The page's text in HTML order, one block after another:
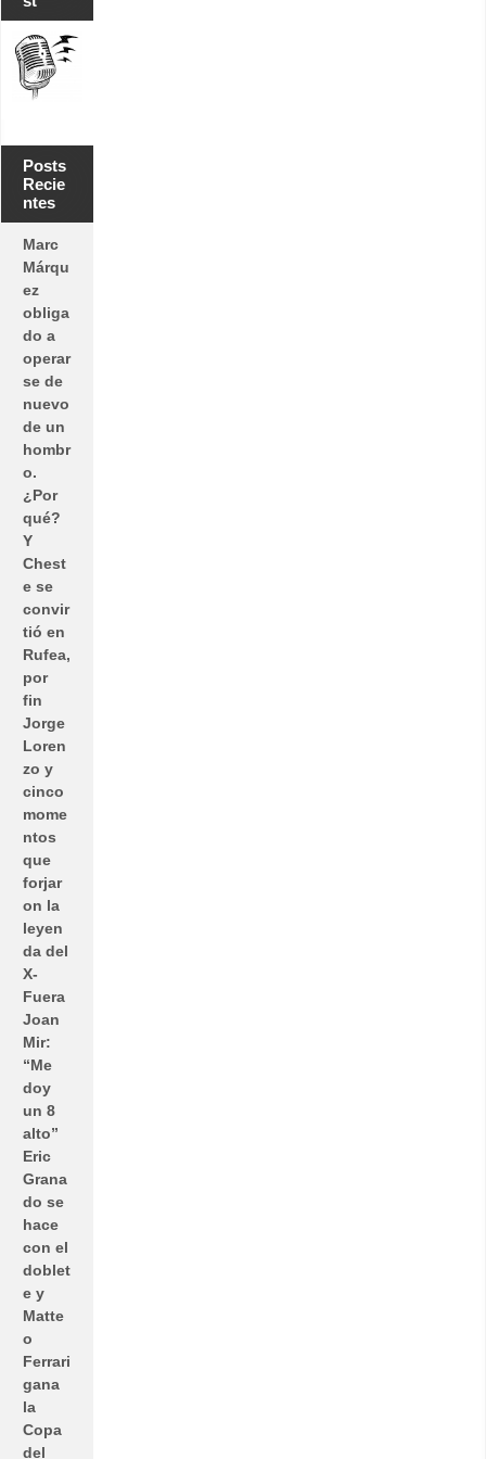
Posts
Recie
ntes
Marc
Márqu
ez
obliga
do a
operar
se de
nuevo
de un
hombr
o.
¿Por
qué?
Y
Chest
e se
convir
tió en
Rufea,
por
fin
Jorge
Loren
zo y
cinco
mome
ntos
que
forjar
on la
leyen
da del
X-
Fuera
Joan
Mir:
“Me
doy
un 8
alto”
Eric
Grana
do se
hace
con el
doblet
e y
Matte
o
Ferrari
gana
la
Copa
del